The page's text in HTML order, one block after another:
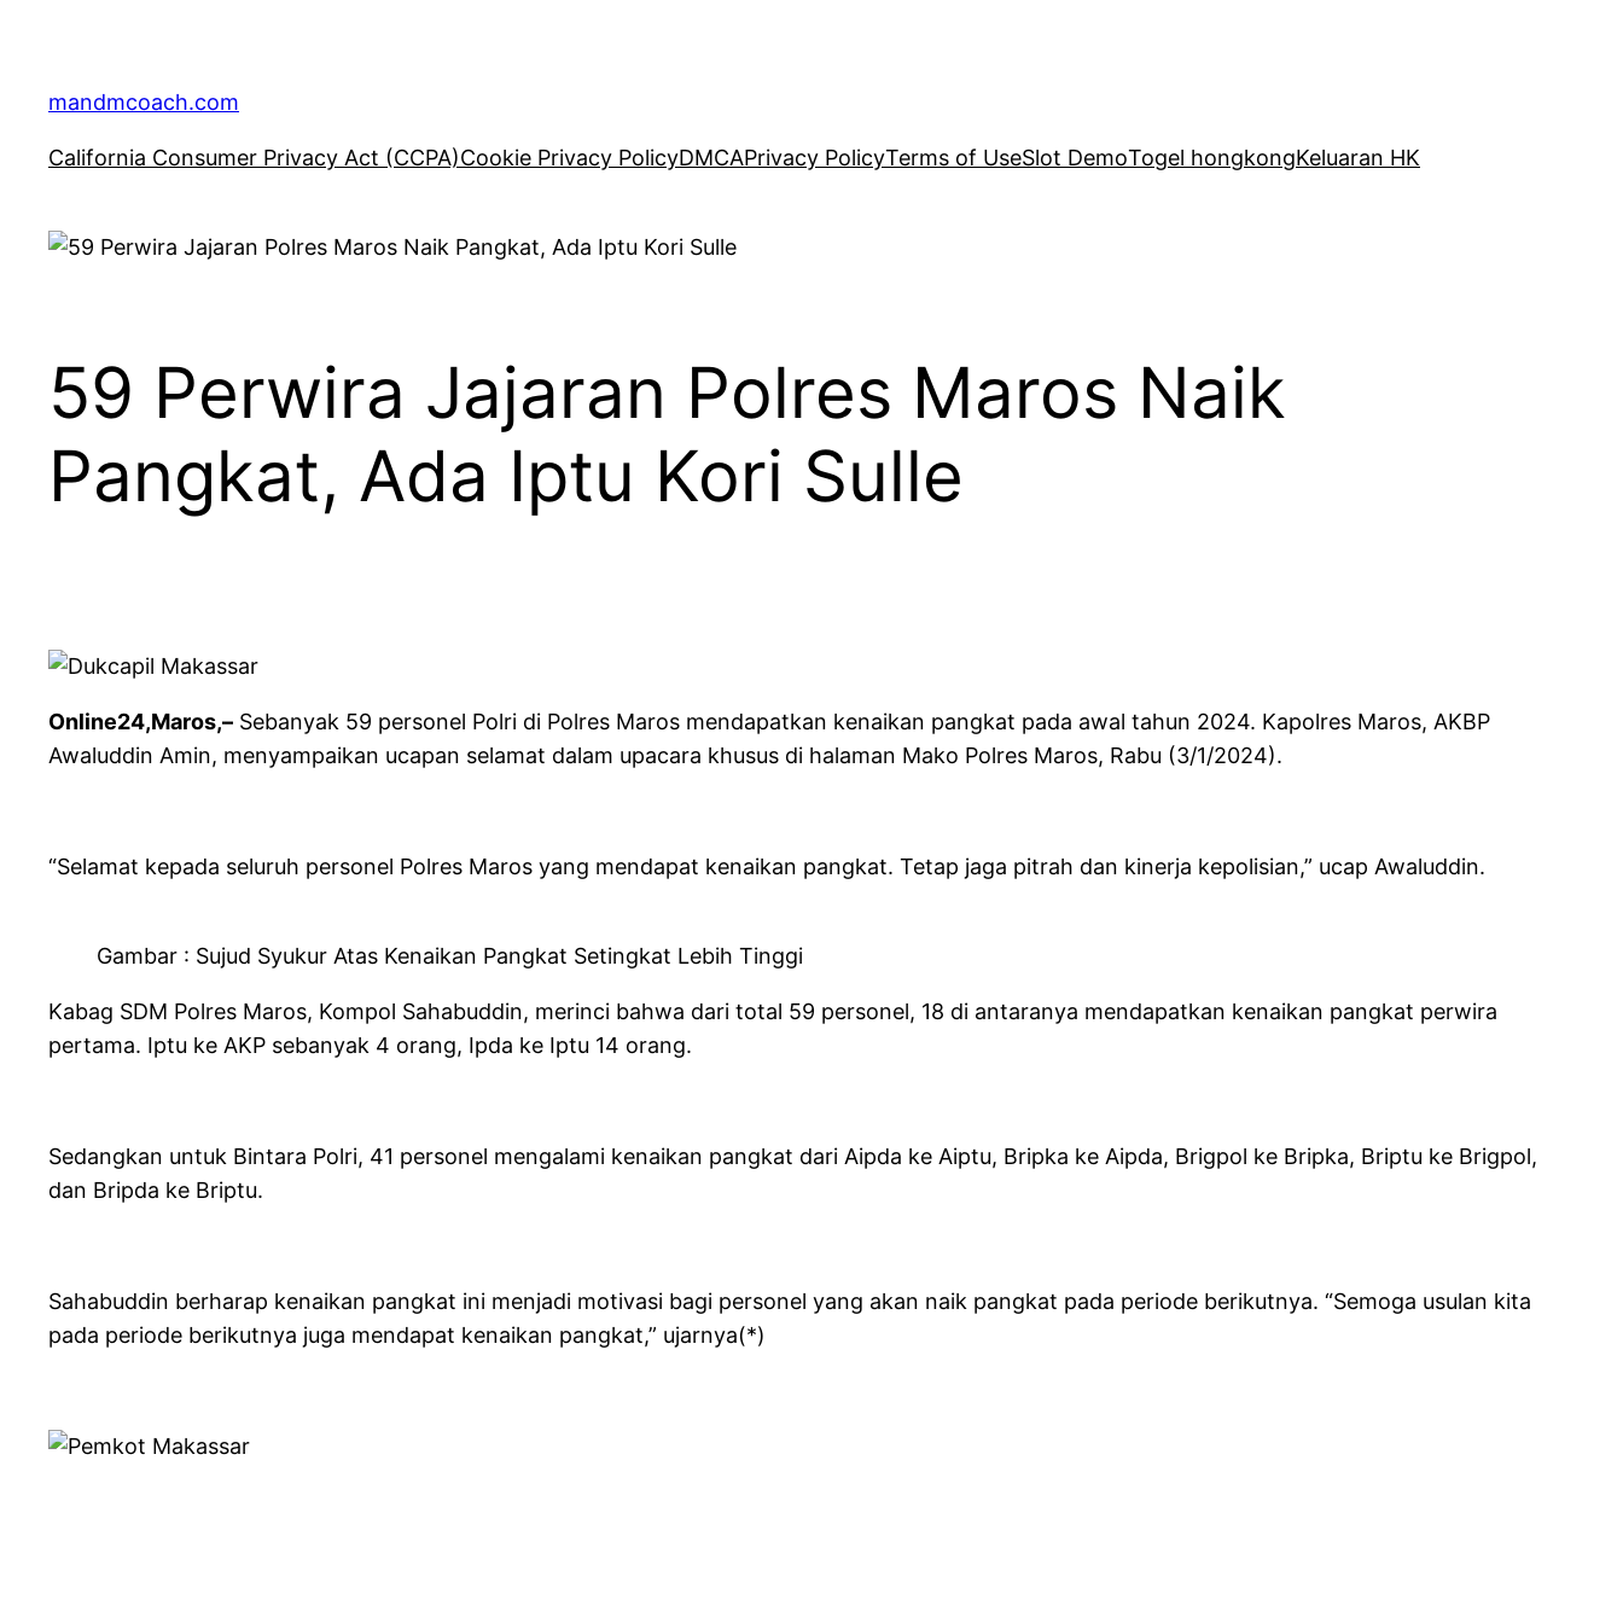
content
mandmcoach.com
California Consumer Privacy Act (CCPA)Cookie Privacy PolicyDMCAPrivacy PolicyTerms of UseSlot DemoTogel hongkongKeluaran HK
59 Perwira Jajaran Polres Maros Naik
Pangkat, Ada Iptu Kori Sulle
Online24,Maros,– Sebanyak 59 personel Polri di Polres Maros mendapatkan kenaikan pangkat pada awal tahun 2024. Kapolres Maros, AKBP
Awaluddin Amin, menyampaikan ucapan selamat dalam upacara khusus di halaman Mako Polres Maros, Rabu (3/1/2024).
“Selamat kepada seluruh personel Polres Maros yang mendapat kenaikan pangkat. Tetap jaga pitrah dan kinerja kepolisian,” ucap Awaluddin.
Gambar : Sujud Syukur Atas Kenaikan Pangkat Setingkat Lebih Tinggi
Kabag SDM Polres Maros, Kompol Sahabuddin, merinci bahwa dari total 59 personel, 18 di antaranya mendapatkan kenaikan pangkat perwira
pertama. Iptu ke AKP sebanyak 4 orang, Ipda ke Iptu 14 orang.
Sedangkan untuk Bintara Polri, 41 personel mengalami kenaikan pangkat dari Aipda ke Aiptu, Bripka ke Aipda, Brigpol ke Bripka, Briptu ke Brigpol,
dan Bripda ke Briptu.
Sahabuddin berharap kenaikan pangkat ini menjadi motivasi bagi personel yang akan naik pangkat pada periode berikutnya. “Semoga usulan kita
pada periode berikutnya juga mendapat kenaikan pangkat,” ujarnya(*)